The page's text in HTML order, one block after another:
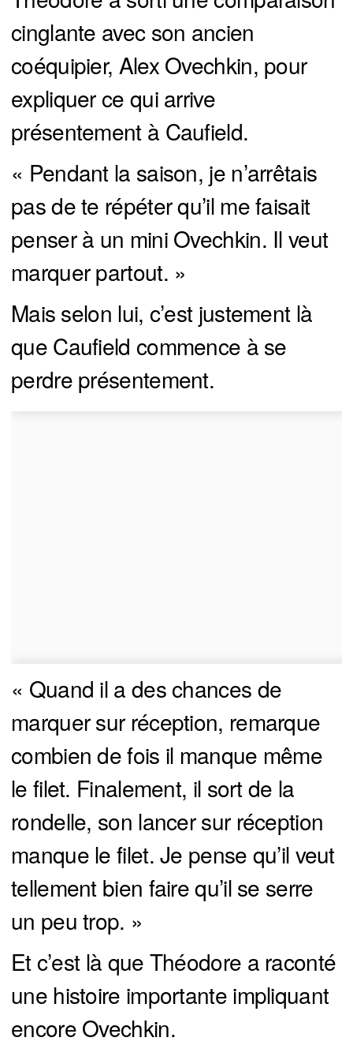
cinglante avec son ancien
coéquipier, Alex Ovechkin, pour
expliquer ce qui arrive
présentement à Caufield.
« Pendant la saison, je n’arrêtais
pas de te répéter qu’il me faisait
penser à un mini Ovechkin. Il veut
marquer partout. »
Mais selon lui, c’est justement là
que Caufield commence à se
perdre présentement.
« Quand il a des chances de
marquer sur réception, remarque
combien de fois il manque même
le filet. Finalement, il sort de la
rondelle, son lancer sur réception
manque le filet. Je pense qu’il veut
tellement bien faire qu’il se serre
un peu trop. »
Et c’est là que Théodore a raconté
une histoire importante impliquant
encore Ovechkin.